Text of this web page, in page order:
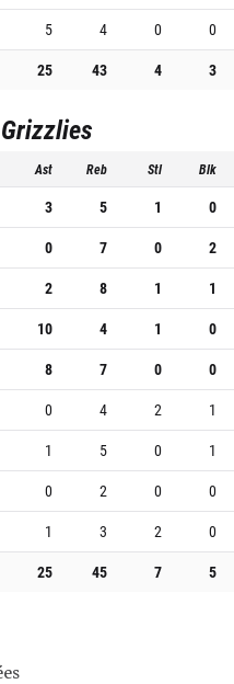
5 4 0
0
25 43 4 3
Ast Reb Stl Blk
3 5 1
0
0 7 0
2
2 8 1
1
10 4 1
0
8 7 0
0
0 4 2
1
1 5 0
1
0 2 0
0
1 3 2
0
25 45 7 5